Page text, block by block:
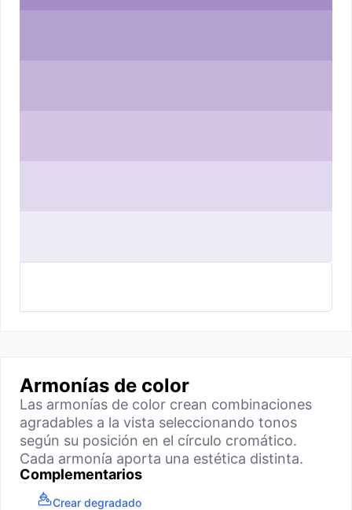
Armonías de color
Las armonías de color crean combinaciones
agradables a la vista seleccionando tonos
según su posición en el círculo cromático.
Cada armonía aporta una estética distinta.
Complementarios
Crear degradado